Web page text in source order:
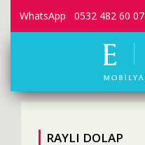
WhatsApp 0532 482 60 07
RAYLI DOLAP